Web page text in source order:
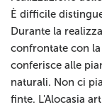
È difficile
Durante la
confrontate con
conferisce alle
naturali. Non ci
finte. L'Alocasia